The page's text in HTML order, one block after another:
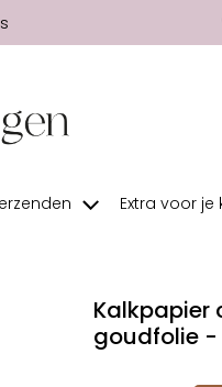
Extra voor je
Kalkpapier
goudfolie -